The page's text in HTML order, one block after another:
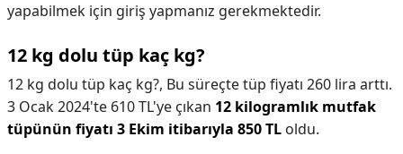
yapabilmek için giriş yapmanız gerekmektedir.
12 kg dolu tüp kaç kg?
12 kg dolu tüp kaç kg?, Bu süreçte tüp fiyatı 260 lira arttı.
3 Ocak 2024'te 610 TL'ye çıkan 12 kilogramlık mutfak
tüpünün fiyatı 3 Ekim itibarıyla 850 TL oldu.